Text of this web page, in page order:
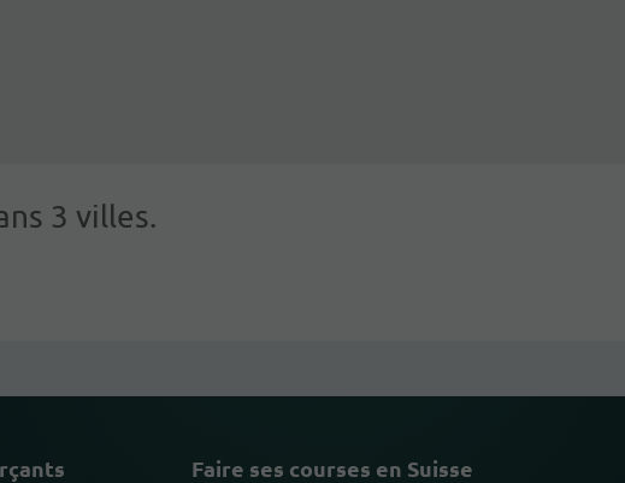
3 villes.
Faire ses courses en Suisse